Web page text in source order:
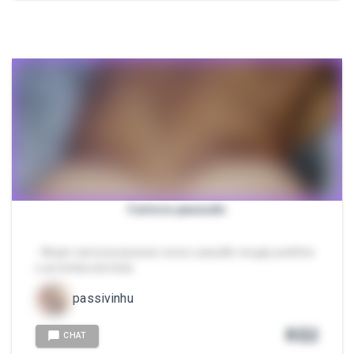
Carioca pauzudo
passivinhu
CHAT R$2